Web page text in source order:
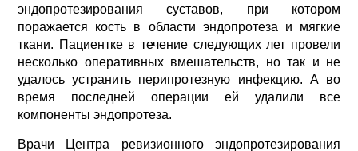
эндопротезирования суставов, при котором
поражается кость в области эндопротеза и мягкие
ткани. Пациентке в течение следующих лет провели
несколько оперативных вмешательств, но так и не
удалось устранить перипротезную инфекцию. А во
время последней операции ей удалили все
компоненты эндопротеза.
Врачи Центра ревизионного эндопротезирования